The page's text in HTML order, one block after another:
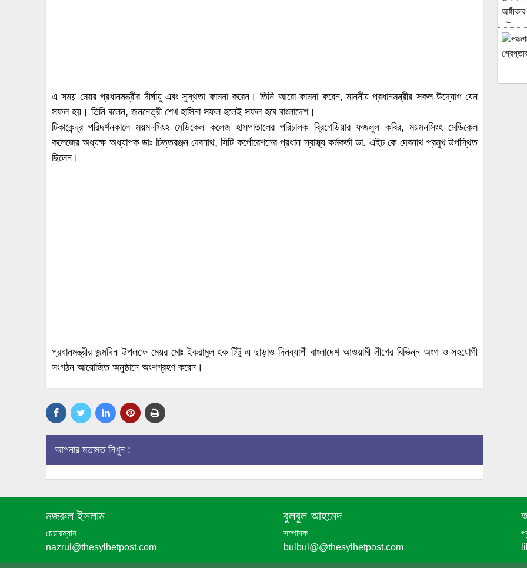
এ সময় মেয়র প্রধানমন্ত্রীর দীর্ঘায়ু এবং সুস্থতা কামনা করেন। তিনি আরো কামনা করেন, মাননীয় প্রধানমন্ত্রীর সকল উদ্যোগ যেন
সফল হয়। তিনি বলেন, জননেত্রী শেখ হাসিনা সফল হলেই সফল হবে বাংলাদেশ।
টিকাকেন্দ্র পরিদর্শনকালে ময়মনসিংহ মেডিকেল কলেজ হাসপাতালের পরিচালক ব্রিগেডিয়ার ফজলুল কবির, ময়মনসিংহ মেডিকেল
কলেজের অধ্যক্ষ অধ্যাপক ডাঃ চিত্তরঞ্জন দেবনাথ, সিটি কর্পোরেশনের প্রধান স্বাস্থ্য কর্মকর্তা ডা. এইচ কে দেবনাথ প্রমুখ উপস্থিত
ছিলেন।
প্রধানমন্ত্রীর জন্মদিন উপলক্ষে মেয়র মোঃ ইকরামুল হক টিটু এ ছাড়াও দিনব্যাপী বাংলাদেশ আওয়ামী লীগের বিভিন্ন অংগ ও সহযোগী
সংগঠন আয়োজিত অনুষ্ঠানে অংশগ্রহণ করেন।
আপনার মতামত লিখুন :
নজরুল ইসলাম
চেয়ারম্যান
nazrul@thesylhetpost.com
বুলবুল আহমেদ
সম্পাদক
bulbul@@thesylhetpost.com